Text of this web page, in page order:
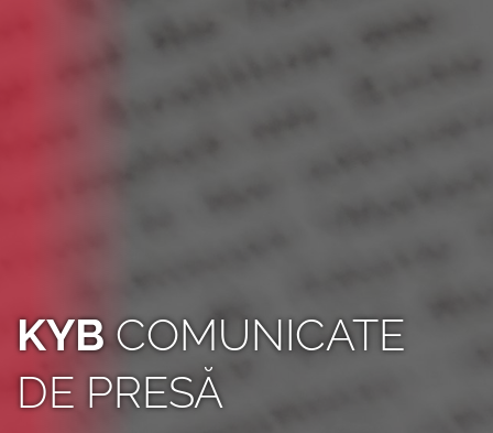
KYBCOMUNICATE
DE PRESĂ